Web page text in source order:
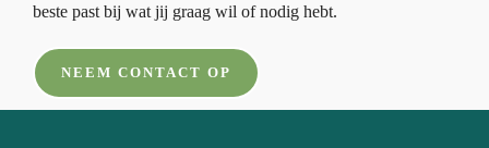
beste past bij wat jij graag wil of nodig hebt.
NEEM CONTACT OP